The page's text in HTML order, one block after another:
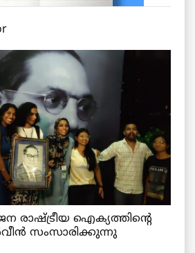
രാഷ്ട്രീയ ഐക്യത്തിന്റെ
സംസാരിക്കുന്നു